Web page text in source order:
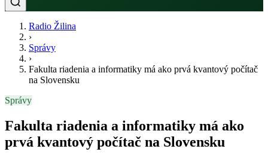
Radio Žilina
›
Správy
›
Fakulta riadenia a informatiky má ako prvá kvantový počítač
na Slovensku
Správy
Fakulta riadenia a informatiky má ako
prvá kvantový počítač na Slovensku